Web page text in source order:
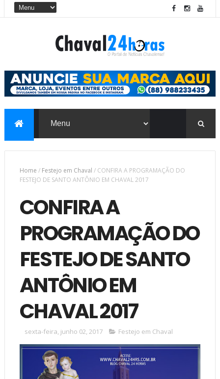
Home / Festejo em Chaval / CONFIRA A PROGRAMAÇÃO DO
FESTEJO DE SANTO ANTÔNIO EM CHAVAL 2017
CONFIRA A
PROGRAMAÇÃO DO
FESTEJO DE SANTO
ANTÔNIO EM
CHAVAL 2017
sexta-feira, junho 02, 2017 Festejo em Chaval